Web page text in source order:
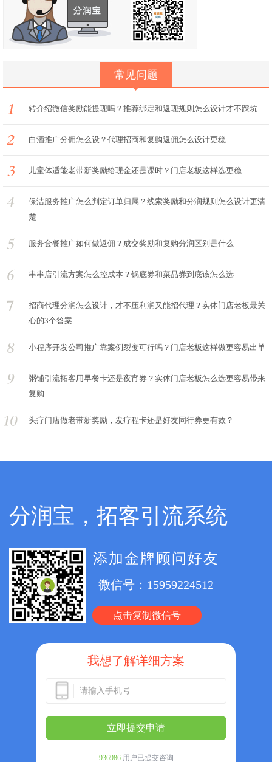
常见问题
转介绍微信奖励能提现吗？推荐绑定和返现规则怎么设计才不踩坑
白酒推广分佣怎么设？代理招商和复购返佣怎么设计更稳
儿童体适能老带新奖励给现金还是课时？门店老板这样选更稳
保洁服务推广怎么判定订单归属？线索奖励和分润规则怎么设计更清
楚
服务套餐推广如何做返佣？成交奖励和复购分润区别是什么
串串店引流方案怎么控成本？锅底券和菜品券到底该怎么选
招商代理分润怎么设计，才不压利润又能招代理？实体门店老板最关
心的3个答案
小程序开发公司推广靠案例裂变可行吗？门店老板这样做更容易出单
粥铺引流拓客用早餐卡还是夜宵券？实体门店老板怎么选更容易带来
复购
头疗门店做老带新奖励，发疗程卡还是好友同行券更有效？
分润宝，拓客引流系统
添加金牌顾问好友
微信号： 15959224512
点击复制微信号
我想了解详细方案
立即提交申请
936986用户已提交咨询